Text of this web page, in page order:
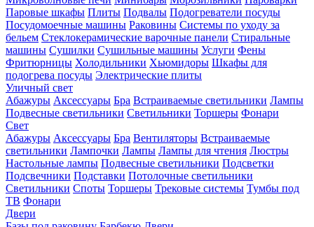
Паровые шкафы Плиты Подвалы Подогреватели посуды
Посудомоечные машины Раковины Системы по уходу за
бельем Стеклокерамические варочные панели Стиральные
машины Сушилки Сушильные машины Услуги Фены
Фритюрницы Холодильники Хьюмидоры Шкафы для
подогрева посуды Электрические плиты
Уличный свет
Абажуры Аксессуары Бра Встраиваемые светильники Лампы
Подвесные светильники Светильники Торшеры Фонари
Свет
Абажуры Аксессуары Бра Вентиляторы Встраиваемые
светильники Лампочки Лампы Лампы для чтения Люстры
Настольные лампы Подвесные светильники Подсветки
Подсвечники Подставки Потолочные светильники
Светильники Споты Торшеры Трековые системы Тумбы под
ТВ Фонари
Двери